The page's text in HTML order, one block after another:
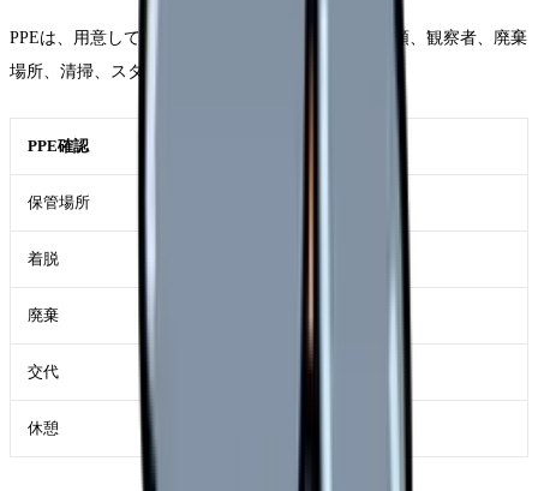
PPEは、用意しているだけでは不十分です。着脱手順、観察者、廃棄
場所、清掃、スタッフの休憩まで含めて確認します。
PPE確認
保管場所
着脱
廃棄
交代 長時間対応になった時の交代基準
休憩